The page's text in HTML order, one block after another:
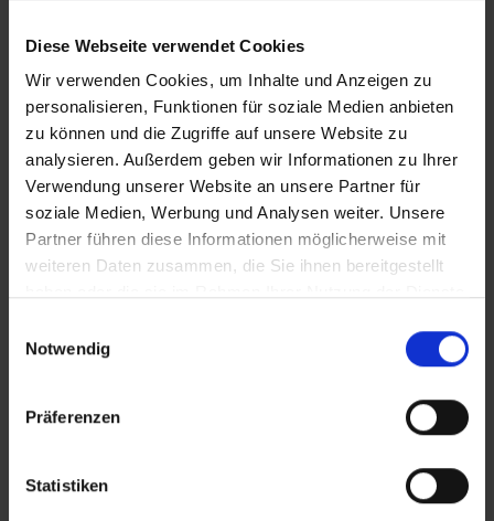
Diese Webseite verwendet Cookies
Wir verwenden Cookies, um Inhalte und Anzeigen zu
personalisieren, Funktionen für soziale Medien anbieten
zu können und die Zugriffe auf unsere Website zu
analysieren. Außerdem geben wir Informationen zu Ihrer
Verwendung unserer Website an unsere Partner für
soziale Medien, Werbung und Analysen weiter. Unsere
Partner führen diese Informationen möglicherweise mit
weiteren Daten zusammen, die Sie ihnen bereitgestellt
Notwendig
Präferenzen
Statistiken
iT-StraSo
Zusätzliches Material
Bilder
interessieren